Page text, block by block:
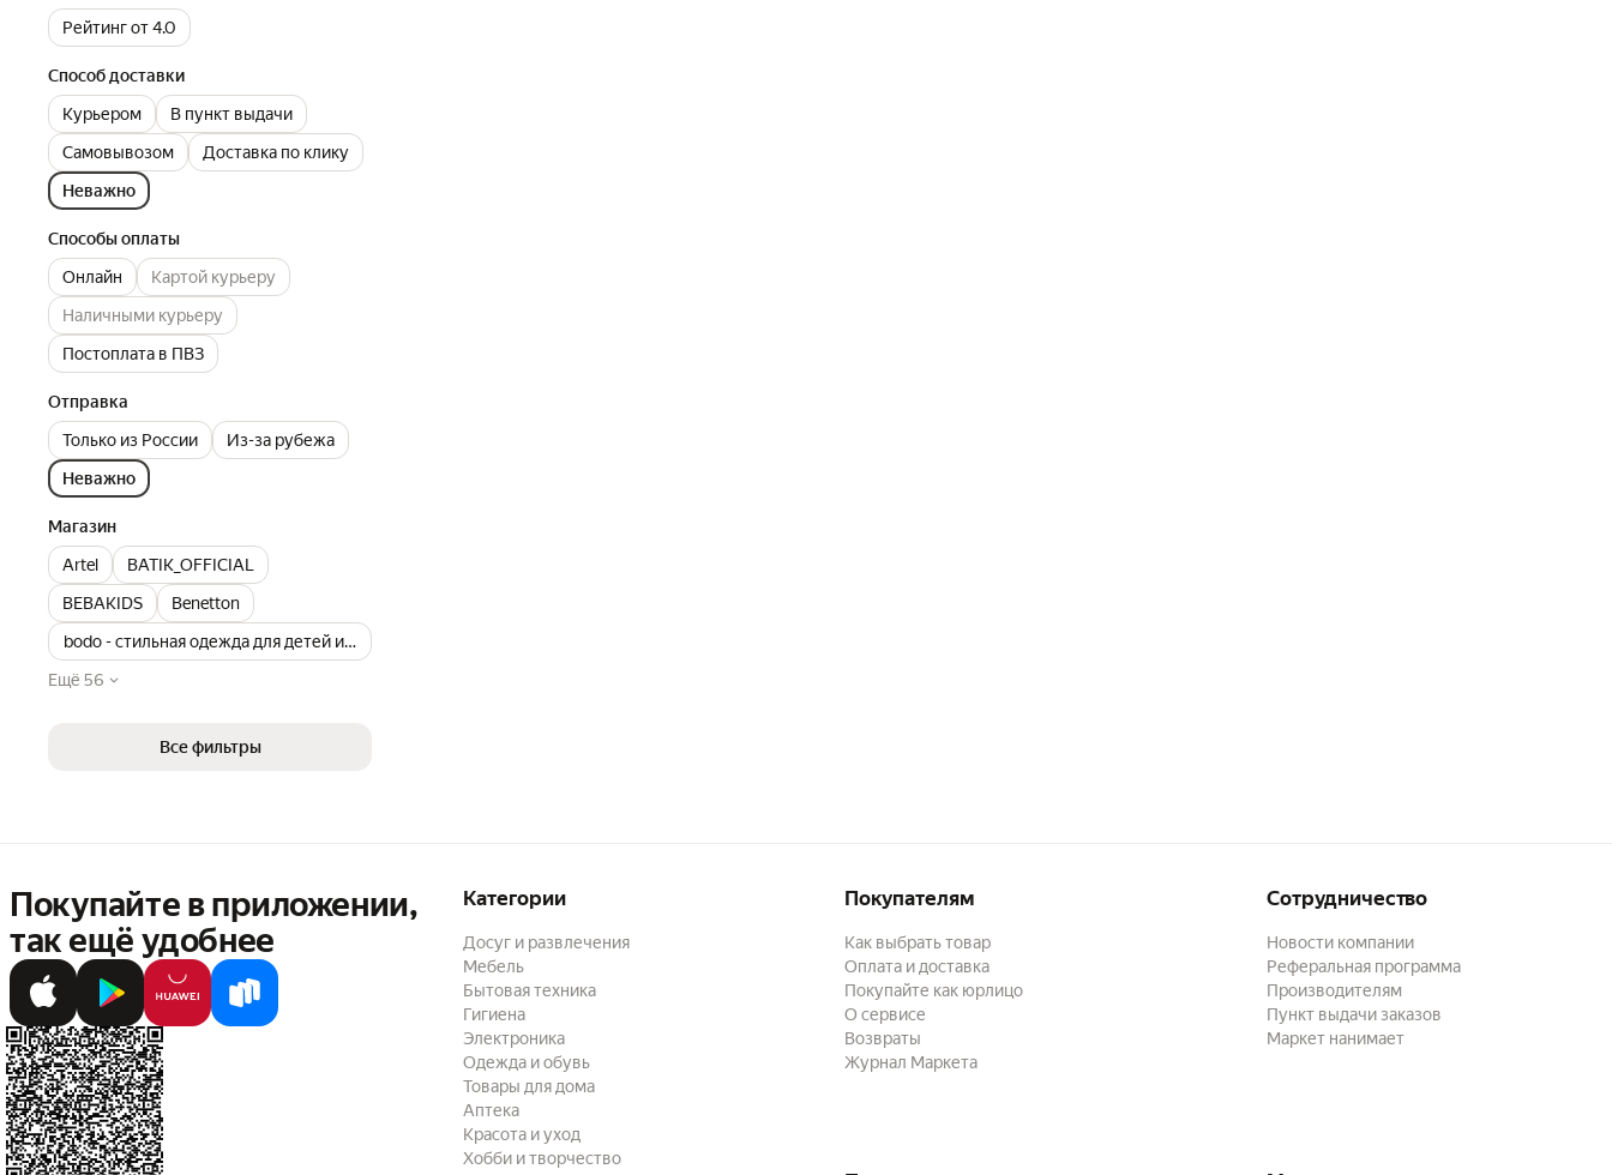
Рейтинг от 4.0
Способ доставки
Курьером
В пункт выдачи
Самовывозом
Доставка по клику
Неважно
Способы оплаты
Онлайн
Картой курьеру
Наличными курьеру
Постоплата в ПВЗ
Отправка
Только из России
Из-за рубежа
Неважно
Магазин
Artel
BATIK_OFFICIAL
BEBAKIDS
Benetton
bodo - стильная одежда для детей и подростков
Ещё 56
Все фильтры
Покупайте в приложении,
так ещё удобнее
Категории
Досуг и развлечения
Мебель
Бытовая техника
Гигиена
Электроника
Одежда и обувь
Товары для дома
Аптека
Красота и уход
Хобби и творчество
Покупателям
Как выбрать товар
Оплата и доставка
Покупайте как юрлицо
О сервисе
Возвраты
Журнал Маркета
Сотрудничество
Новости компании
Реферальная программа
Производителям
Пункт выдачи заказов
Маркет нанимает